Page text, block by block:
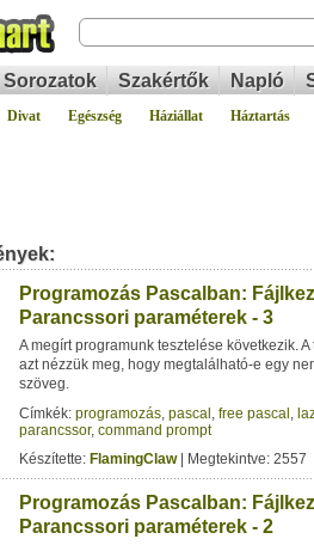
Sorozatok Szakértők Napló
Divat Egészség Háziállat Háztartás
Programozás Pascalban:
Parancssori paraméterek - 3
A megírt programunk tesztelése következik.
azt nézzük meg, hogy megtalálható-e egy
szöveg.
Címkék: programozás, pascal , free pascal ,
parancssor, command prompt
Készítette: FlamingClaw| Megtekintve: 2557
Programozás Pascalban:
Parancssori paraméterek - 2